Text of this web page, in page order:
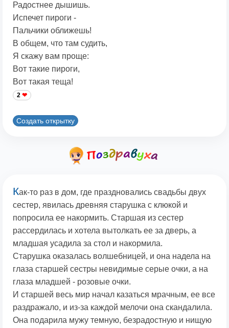
Радостнее дышишь.
Испечет пироги -
Пальчики оближешь!
В общем, что там судить,
Я скажу вам проще:
Вот такие пироги,
Вот такая теща!
2
Создать открытку
Как-то раз в дом, где праздновались свадьбы двух
сестер, явилась древняя старушка с клюкой и
попросила ее накормить. Старшая из сестер
рассердилась и хотела вытолкать ее за дверь, а
младшая усадила за стол и накормила.
Старушка оказалась волшебницей, и она надела на
глаза старшей сестры невидимые серые очки, а на
глаза младшей - розовые очки.
И старшей весь мир начал казаться мрачным, ее все
раздражало, и из-за каждой мелочи она скандалила.
Она подарила мужу темную, безрадостную и нищую